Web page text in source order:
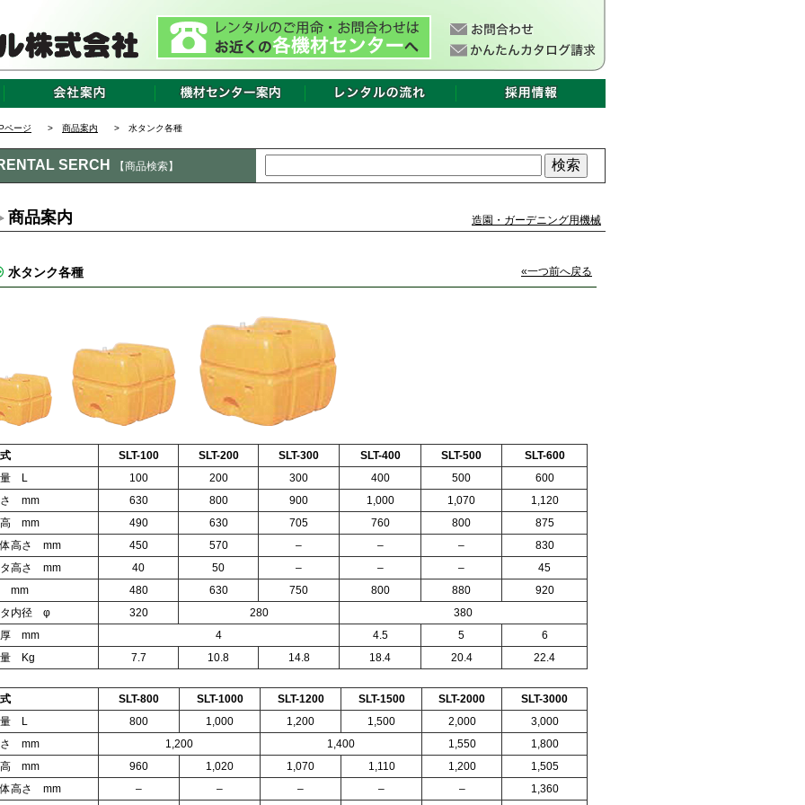
ページ > 商品案内 > 水タンク各種
SERCH 【商品検索】
商品案内 造園・ガーデニング用機械
水タンク各種 «一つ前へ戻る
SLT-100 SLT-200 SLT-300 SLT-400 SLT-500 SLT-600
量 L
100 200 300 400 500
600
さ mm
630 800 900 1,000 1,070
1,120
高 mm
490 630 705 760 800
875
高さ mm
450 570 – – –
830
高さ mm
40 50 – – –
45
mm
480 630 750 800 880
920
内径 φ
320 280
380
厚 mm
4 4.5 5
6
量 Kg
7.7 10.8 14.8 18.4 20.4 22.4
SLT-800 SLT-1000 SLT-1200 SLT-1500 SLT-2000 SLT-3000
量 L
800 1,000 1,200 1,500 2,000
3,000
さ mm
1,200 1,400 1,550
1,800
高 mm
960 1,020 1,070 1,110 1,200
1,505
高さ mm
– – – – – 1,360